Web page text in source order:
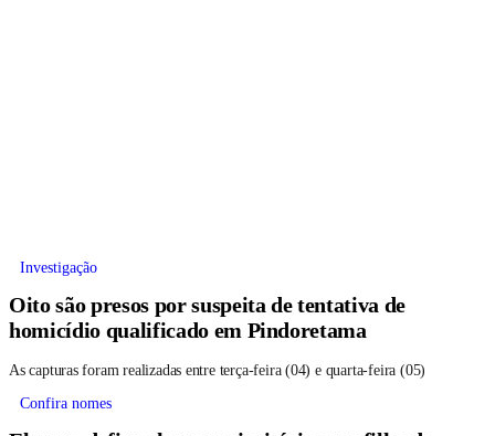
Investigação
Oito são presos por suspeita de tentativa de
homicídio qualificado em Pindoretama
As capturas foram realizadas entre terça-feira (04) e quarta-feira (05)
Confira nomes